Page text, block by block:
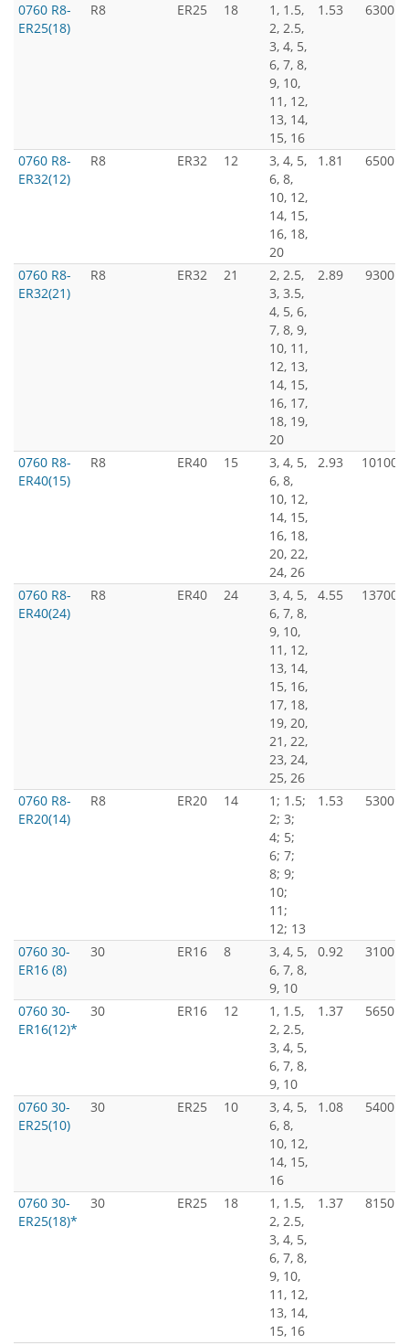
0760 R8-
ER25(18)
R8 ER25 18
1, 1.5,
2, 2.5,
3, 4, 5,
6, 7, 8,
9, 10,
11, 12,
13, 14,
15, 16
1.53 6300
0760 R8-
ER32(12)
R8 ER32 12
3, 4, 5,
6, 8,
10, 12,
14, 15,
16, 18,
20
1.81 6500
0760 R8-
ER32(21)
R8 ER32 21
2, 2.5,
3, 3.5,
4, 5, 6,
7, 8, 9,
10, 11,
12, 13,
14, 15,
16, 17,
18, 19,
20
2.89 9300
0760 R8-
ER40(15)
R8 ER40 15
3, 4, 5,
6, 8,
10, 12,
14, 15,
16, 18,
20, 22,
24, 26
2.93 10100
0760 R8-
ER40(24)
R8 ER40 24
3, 4, 5,
6, 7, 8,
9, 10,
11, 12,
13, 14,
15, 16,
17, 18,
19, 20,
21, 22,
23, 24,
25, 26
4.55 13700
0760 R8-
ER20(14)
R8 ER20 14
1; 1.5;
2; 3;
4; 5;
6; 7;
8; 9;
10;
11;
12; 13
1.53 5300
0760 30-
ER16 (8)
30 ER16 8
3, 4, 5,
6, 7, 8,
9, 10
0.92 3100
0760 30-
ER16(12)*
30 ER16 12
1, 1.5,
2, 2.5,
3, 4, 5,
6, 7, 8,
9, 10
1.37 5650
0760 30-
ER25(10)
30 ER25 10
3, 4, 5,
6, 8,
10, 12,
14, 15,
16
1.08 5400
0760 30-
ER25(18)*
30 ER25 18
1, 1.5,
2, 2.5,
3, 4, 5,
6, 7, 8,
9, 10,
11, 12,
13, 14,
15, 16
1.37 8150